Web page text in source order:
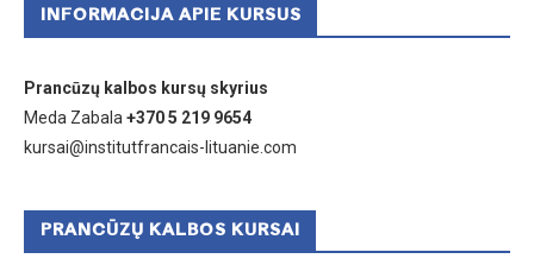
INFORMACIJA APIE KURSUS
Prancūzų kalbos kursų skyrius
Meda Zabala+370 5 219 9654
kursai@institutfrancais-lituanie.com
PRANCŪZŲ KALBOS KURSAI